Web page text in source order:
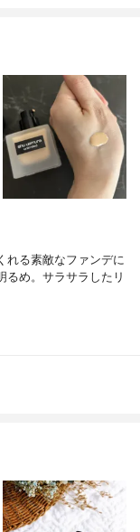
れる素敵なファンデに
るめ。サラサラしたリ